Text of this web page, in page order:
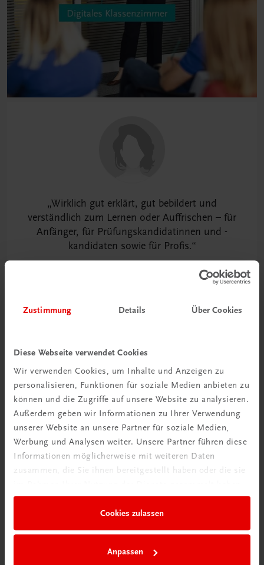
Zustimmung Details Über Cookies
Diese Webseite verwendet Cookies
Wir verwenden Cookies, um Inhalte und Anzeigen zu
personalisieren, Funktionen für soziale Medien anbieten zu
können und die Zugriffe auf unsere Website zu analysieren.
Außerdem geben wir Informationen zu Ihrer Verwendung
unserer Website an unsere Partner für soziale Medien,
Werbung und Analysen weiter. Unsere Partner führen diese
Informationen möglicherweise mit weiteren Daten
zusammen, die Sie ihnen bereitgestellt haben oder die sie
Cookies zulassen
Anpassen
Wirklich gut erklärt, gut bebildert und
verständlich zum Lernen oder Auffrischen – für
Anfänger, für Prüfungskandidatinnen und -
kandidaten sowie für Profis.
Standardisierte Aufgabenstellungen
Die Aufgabenstellungen entsprechen dem offiziellen
Prüfungskatalog des Zertifikatslehrgangs
„Jungbarkeeper/in Österreich“.
Soziale und personale Kompetenzförderung
durch Diskussionsaufgaben, Gruppen- und
Partnerarbeiten.
Schritt für Schritt
Sämtliche Zubereitungsarten von Mixgetränken werden
Schritt für Schritt anschaulich erklärt.